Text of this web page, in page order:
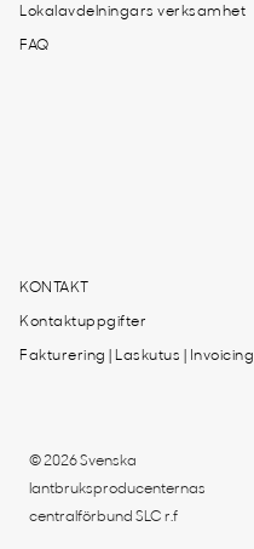
Lokalavdelningars verksamhet
FAQ
KONTAKT
Kontaktuppgifter
Fakturering | Laskutus | Invoicing
© 2026 Svenska
lantbruksproducenternas
centralförbund SLC r.f